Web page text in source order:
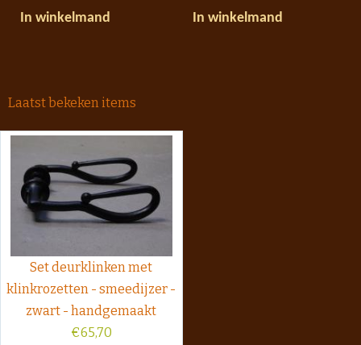
In winkelmand In winkelmand
Laatst bekeken items
Set deurklinken met
klinkrozetten - smeedijzer -
zwart - handgemaakt
€65,70